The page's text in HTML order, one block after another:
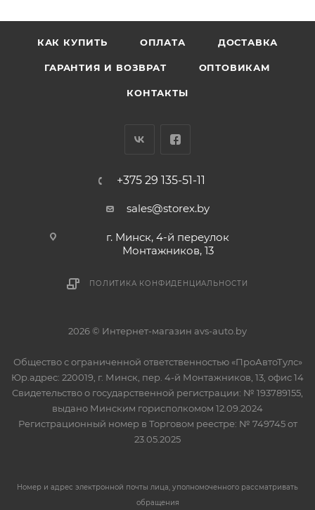
КАК КУПИТЬ ОПЛАТА ДОСТАВКА
ГАРАНТИЯ И ВОЗВРАТ ОПТОВИКАМ
КОНТАКТЫ
+375 29 135-51-11
sales@storex.by
г. Минск, 4-й переулок
Монтажников, 13
ПОЛИТИКА КОНФИДЕНЦИАЛЬНОСТИ
2026 © Интернет-магазин avs-auto.by
Общество с ограниченной ответственностью «ПроАвтоТулс»
Юр.адрес: 220019, г. Минск, пер. 4-й Монтажников, 13, офис 14
Свидетельство о государственной регистрации: № 193789155,
выдано Минским горисполкомом 12.09.2024
Регистрационный номер в Торговом реестре: № 749745 от
23.05.2025
Номер и адрес электронной почты лица, уполномоченного рассматривать
обращения